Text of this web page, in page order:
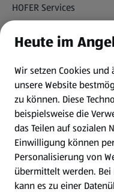
HOFER Services
Newsletter
WhatsApp
Gewinnspiele
Mein HOFER. Meine
Meine Meinung. Mein
Heute im
Wir setzen Cookies
unsere Website
zu können. Diese
beispielsweise die
das Teilen auf sozialen
Einwilligung können
Personalisierung von
übermittelt werden.
kann es zu einer